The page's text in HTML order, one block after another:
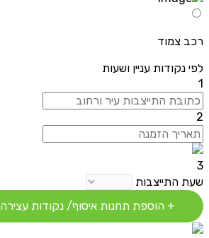
רכב צמוד
לפי נקודות עניין ושעות
1
2
3
שעת התייצבות
+ הוספת תחנות איסוף/ נקודות עצירה